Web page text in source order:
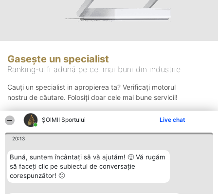
ȘOIMII Sportului Live chat
20:13
Bună, suntem încântați să vă ajutăm! 🙂 Vă rugăm
să faceți clic pe subiectul de conversație
corespunzător! 🙂
Gasește un specialist
Ranking-ul îi adună pe cei mai buni din industrie
Cauți un specialist in apropierea ta? Verificați motorul
nostru de căutare. Folosiți doar cele mai bune servicii!